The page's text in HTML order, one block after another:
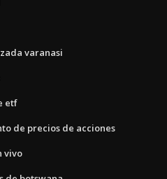
varanasi
etf
de precios de acciones
vivo